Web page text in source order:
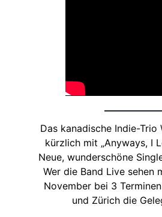
Das kanadische Indie-Trio
kürzlich mit „Anyways, I
Neue, wunderschöne
Wer die Band Live sehen
November bei 3
und Zürich die